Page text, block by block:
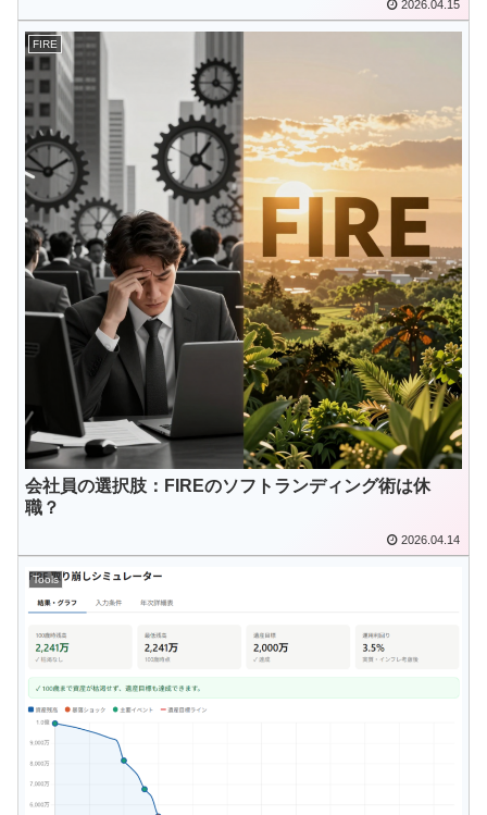
2026.04.15
FIRE
会社員の選択肢：FIREのソフトランディング術は休
職？
2026.04.14
Tools